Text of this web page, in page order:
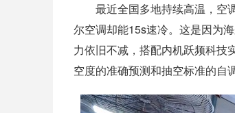
最近全国多地持续高温，空调
尔空调却能15s速冷。这是因为
力依旧不减，搭配内机跃频科技
空度的准确预测和抽空标准的自